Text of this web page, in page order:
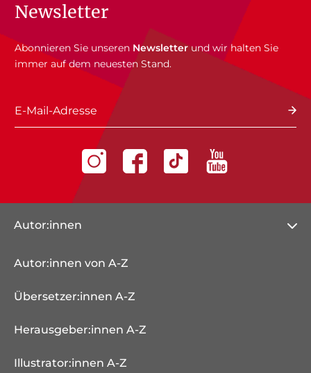
Newsletter
Abonnieren Sie unseren Newsletterund wir halten Sie
immer auf dem neuesten Stand.
E-Mail-Adresse
Autor:innen
Autor:innen von A-Z
Übersetzer:innen A-Z
Herausgeber:innen A-Z
Illustrator:innen A-Z